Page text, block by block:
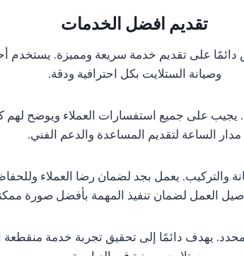
تقديم افضل الخدمات
دائمًا على تقديم خدمة سريعة ومميزة.
وصيانة الستلايت بكل احترافية ودقة.
يجيب على جميع استفسارات العملاء ويوضح
مدار الساعة لتقديم المساعدة والدعم الفني.
والتركيب. يعمل بجد لضمان رضا العملاء
العمل لضمان تنفيذ المهمة بأفضل صورة
يهدف دائمًا إلى تحقيق تجربة خدمة